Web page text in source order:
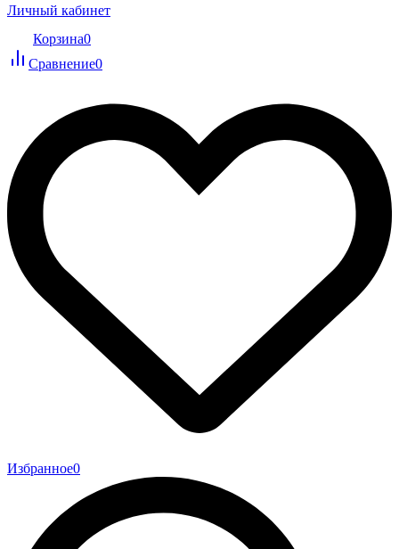
Личный кабинет
Корзина0
Сравнение0
Избранное0